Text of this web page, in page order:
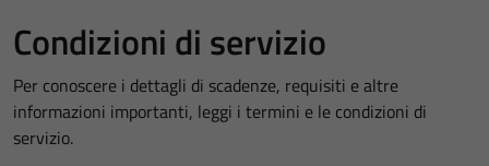
Condizioni di servizio
Per conoscere i dettagli di scadenze, requisiti e altre
informazioni importanti, leggi i termini e le condizioni di
servizio.